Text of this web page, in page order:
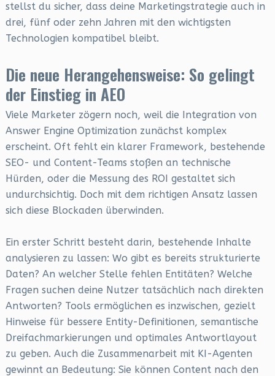
stellst du sicher, dass deine Marketingstrategie auch in
drei, fünf oder zehn Jahren mit den wichtigsten
Technologien kompatibel bleibt.
Die neue Herangehensweise: So gelingt
der Einstieg in AEO
Viele Marketer zögern noch, weil die Integration von
Answer Engine Optimization zunächst komplex
erscheint. Oft fehlt ein klarer Framework, bestehende
SEO- und Content-Teams stoßen an technische
Hürden, oder die Messung des ROI gestaltet sich
undurchsichtig. Doch mit dem richtigen Ansatz lassen
sich diese Blockaden überwinden.
Ein erster Schritt besteht darin, bestehende Inhalte
analysieren zu lassen: Wo gibt es bereits strukturierte
Daten? An welcher Stelle fehlen Entitäten? Welche
Fragen suchen deine Nutzer tatsächlich nach direkten
Antworten? Tools ermöglichen es inzwischen, gezielt
Hinweise für bessere Entity-Definitionen, semantische
Dreifachmarkierungen und optimales Antwortlayout
zu geben. Auch die Zusammenarbeit mit KI-Agenten
gewinnt an Bedeutung: Sie können Content nach den